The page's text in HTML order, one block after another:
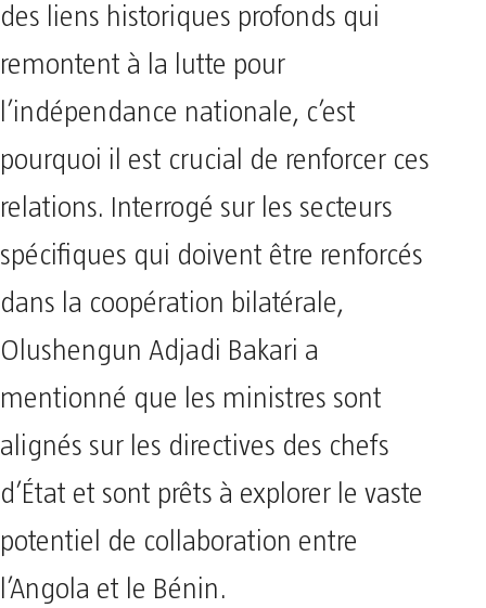
des liens historiques profonds qui
remontent à la lutte pour
l’indépendance nationale, c’est
pourquoi il est crucial de renforcer ces
relations. Interrogé sur les secteurs
spécifiques qui doivent être renforcés
dans la coopération bilatérale,
Olushengun Adjadi Bakari a
mentionné que les ministres sont
alignés sur les directives des chefs
d’État et sont prêts à explorer le vaste
potentiel de collaboration entre
l’Angola et le Bénin.